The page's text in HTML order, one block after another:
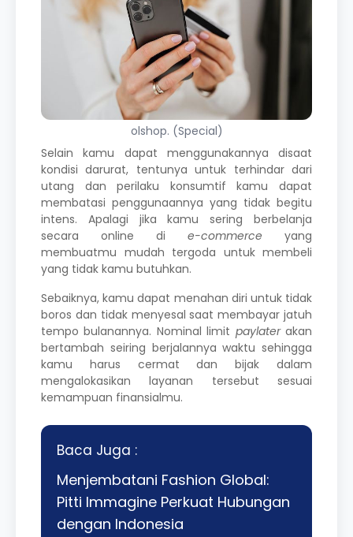
olshop. (Special)
Selain kamu dapat menggunakannya disaat
kondisi darurat, tentunya untuk terhindar dari
utang dan perilaku konsumtif kamu dapat
membatasi penggunaannya yang tidak begitu
intens. Apalagi jika kamu sering berbelanja
secara online di e-commerce yang
membuatmu mudah tergoda untuk membeli
yang tidak kamu butuhkan.
Sebaiknya, kamu dapat menahan diri untuk tidak
boros dan tidak menyesal saat membayar jatuh
tempo bulanannya. Nominal limit paylaterakan
bertambah seiring berjalannya waktu sehingga
kamu harus cermat dan bijak dalam
mengalokasikan layanan tersebut sesuai
kemampuan finansialmu.
Baca Juga :
Menjembatani Fashion Global:
Pitti Immagine Perkuat Hubungan
dengan Indonesia